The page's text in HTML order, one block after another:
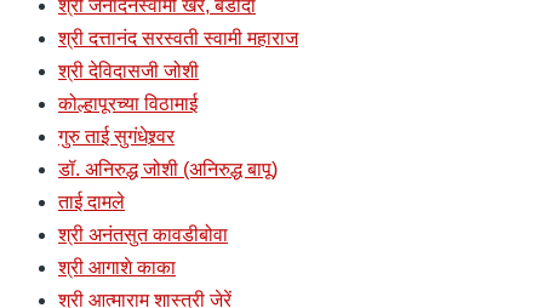
श्री जनार्दनस्वामी खेर, बडोदा
श्री दत्तानंद सरस्वती स्वामी महाराज
श्री देविदासजी जोशी
कोल्हापूरच्या विठामाई
गुरु ताई सुगंधेश्र्वर
डॉ. अनिरुद्ध जोशी (अनिरुद्ध बापू)
ताई दामले
श्री अनंतसुत कावडीबोवा
श्री आगाशे काका
श्री आत्माराम शास्त्री जेरें